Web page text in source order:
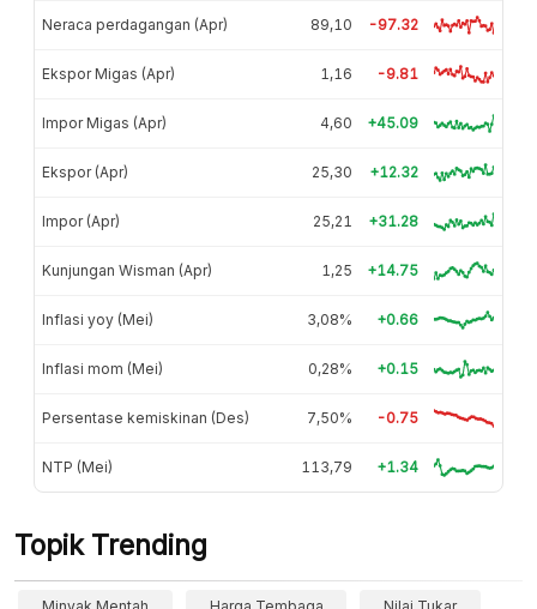
Neraca perdagangan (Apr) 89,10 -97.32
Ekspor Migas (Apr) 1,16 -9.81
Impor Migas (Apr) 4,60 +45.09
Ekspor (Apr) 25,30 +12.32
Impor (Apr) 25,21 +31.28
Kunjungan Wisman (Apr) 1,25 +14.75
Inflasi yoy (Mei) 3,08% +0.66
Inflasi mom (Mei) 0,28% +0.15
Persentase kemiskinan (Des) 7,50% -0.75
NTP (Mei) 113,79 +1.34
Topik Trending